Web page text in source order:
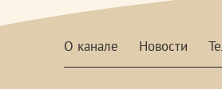
О канале Новости